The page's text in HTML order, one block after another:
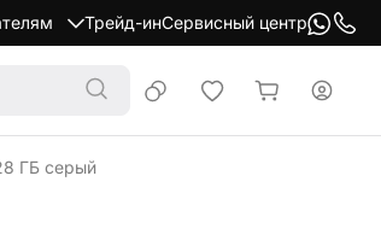
Трейд-инСервисный центр
ГБ серый